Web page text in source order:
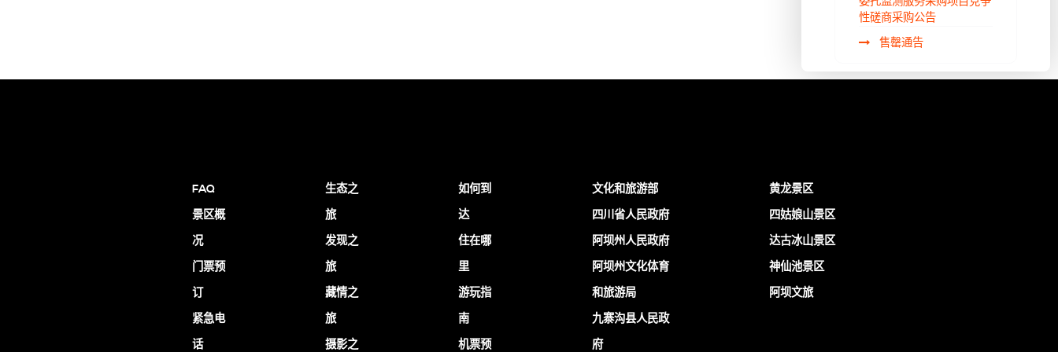
性磋商采购公告
售罄通告
FAQ
景区概
况
门票预
订
紧急电
话
生态之
旅
发现之
旅
藏情之
旅
摄影之
如何到
达
住在哪
里
游玩指
南
机票预
文化和旅游部
四川省人民政府
阿坝州人民政府
阿坝州文化体育
和旅游局
九寨沟县人民政
府
黄龙景区
四姑娘山景区
达古冰山景区
神仙池景区
阿坝文旅